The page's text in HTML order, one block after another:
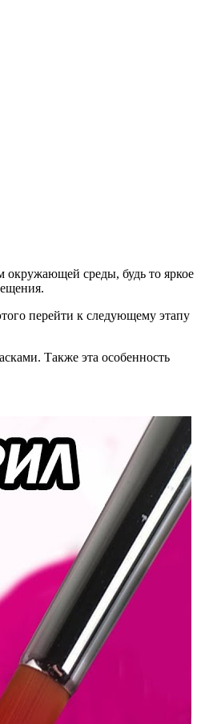
окружающей среды, будь то яркое
перейти к следующему этапу
Также эта особенность